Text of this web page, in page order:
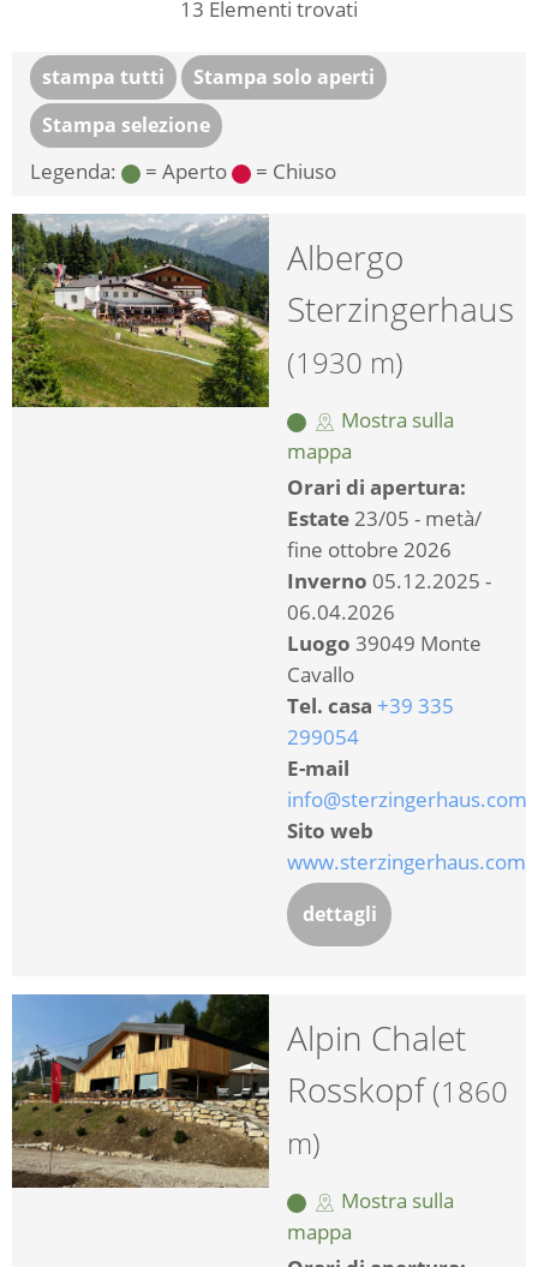
13 Elementi trovati
stampa tutti
Stampa solo aperti
Stampa selezione
Legenda: = Aperto = Chiuso
Albergo
Sterzingerhaus
(1930 m)
Mostra sulla
mappa
Orari di apertura:
Estate23/05 - metà/
fine ottobre 2026
Inverno 05.12.2025 -
06.04.2026
Luogo 39049 Monte
Cavallo
Tel. casa +39 335
299054
E-mail
info@sterzingerhaus.com
Sito web
www.sterzingerhaus.com
dettagli
Alpin Chalet
Rosskopf(1860
m)
Mostra sulla
mappa